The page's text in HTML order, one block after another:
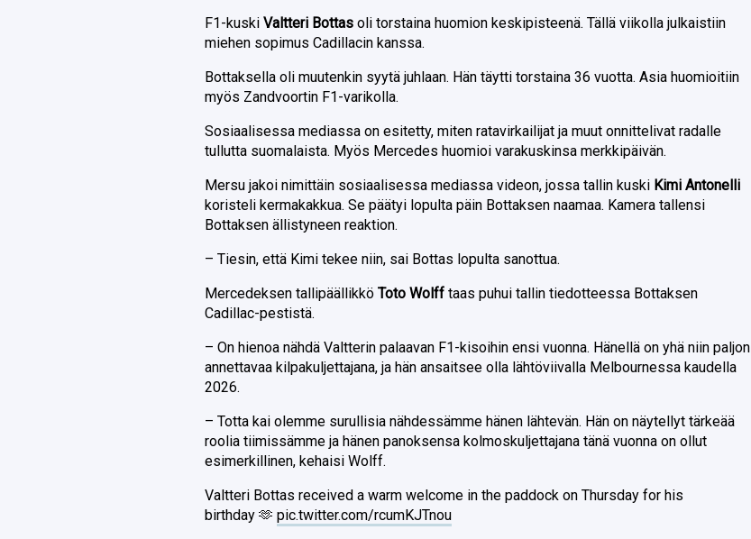
F1-kuskiValtteri Bottasoli torstaina huomion keskipisteenä. Tällä viikolla julkaistiin
miehen sopimus Cadillacin kanssa.
Bottaksella oli muutenkin syytä juhlaan. Hän täytti torstaina 36 vuotta. Asia huomioitiin
myös Zandvoortin F1-varikolla.
Sosiaalisessa mediassa on esitetty, miten ratavirkailijat ja muut onnittelivat radalle
tullutta suomalaista. Myös Mercedes huomioi varakuskinsa merkkipäivän.
Mersu jakoi nimittäin sosiaalisessa mediassa videon, jossa tallin kuski Kimi Antonelli
koristeli kermakakkua. Se päätyi lopulta päin Bottaksen naamaa. Kamera tallensi
Bottaksen ällistyneen reaktion.
– Tiesin, että Kimi tekee niin, sai Bottas lopulta sanottua.
Mercedeksen tallipäällikköToto Wolff taas puhui tallin tiedotteessa Bottaksen
Cadillac-pestistä.
– On hienoa nähdä Valtterin palaavan F1-kisoihin ensi vuonna. Hänellä on yhä niin paljon
annettavaa kilpakuljettajana, ja hän ansaitsee olla lähtöviivalla Melbournessa kaudella
2026.
– Totta kai olemme surullisia nähdessämme hänen lähtevän. Hän on näytellyt tärkeää
roolia tiimissämme ja hänen panoksensa kolmoskuljettajana tänä vuonna on ollut
esimerkillinen, kehaisi Wolff.
Valtteri Bottas received a warm welcome in the paddock on Thursday for his
birthday 🫶pic.twitter.com/rcumKJTnou